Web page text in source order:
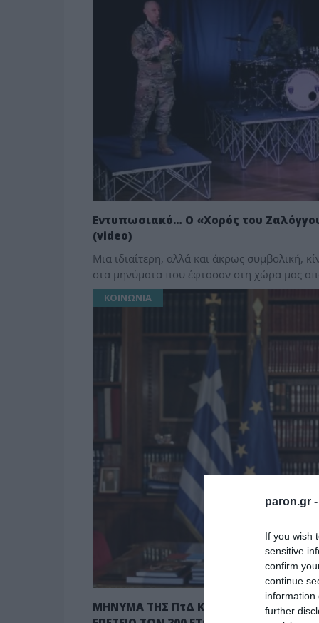
paron.gr -
If you wish
sensitive
confirm
continue
information
further
Εντυπωσιακό… Ο «Χορός του
(video)
Μια ιδιαίτερη, αλλά και άκρως συμβολική,
στα μηνύματα που έφτασαν στη χώρα μας
ΚΟΙΝΩΝΙΑ
ΜΗΝΥΜΑ ΤΗΣ ΠτΔ Κ.